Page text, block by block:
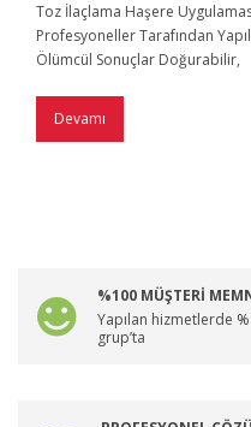
Toz İlaçlama Haşere
Profesyoneller Tarafından
Ölümcül Sonuçlar Doğurabilir,
Devamı
%100 MÜŞTERİ
Yapılan hizmetlerde
grup’ta